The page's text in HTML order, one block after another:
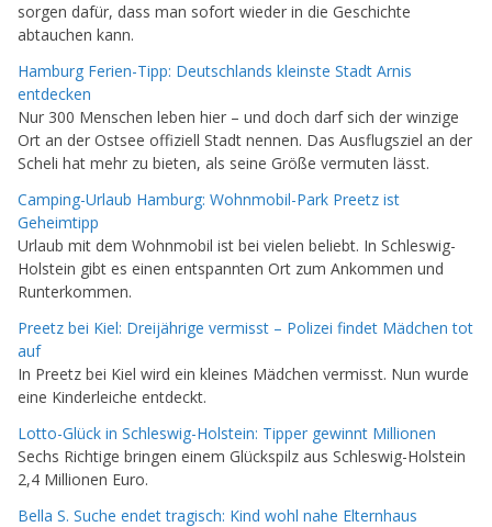
sorgen dafür, dass man sofort wieder in die Geschichte
abtauchen kann.
Hamburg Ferien-Tipp: Deutschlands kleinste Stadt Arnis
entdecken
Nur 300 Menschen leben hier – und doch darf sich der winzige
Ort an der Ostsee offiziell Stadt nennen. Das Ausflugsziel an der
Scheli hat mehr zu bieten, als seine Größe vermuten lässt.
Camping-Urlaub Hamburg: Wohnmobil-Park Preetz ist
Geheimtipp
Urlaub mit dem Wohnmobil ist bei vielen beliebt. In Schleswig-
Holstein gibt es einen entspannten Ort zum Ankommen und
Runterkommen.
Preetz bei Kiel: Dreijährige vermisst – Polizei findet Mädchen tot
auf
In Preetz bei Kiel wird ein kleines Mädchen vermisst. Nun wurde
eine Kinderleiche entdeckt.
Lotto-Glück in Schleswig-Holstein: Tipper gewinnt Millionen
Sechs Richtige bringen einem Glückspilz aus Schleswig-Holstein
2,4 Millionen Euro.
Bella S. Suche endet tragisch: Kind wohl nahe Elternhaus